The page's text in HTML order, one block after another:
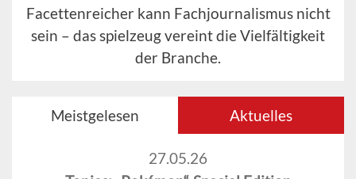
Facettenreicher kann Fachjournalismus nicht
sein – das spielzeug vereint die Vielfältigkeit
der Branche.
Meistgelesen Aktuelles
27.05.26